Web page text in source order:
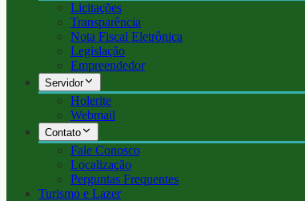
Licitações
Transparência
Nota Fiscal Eletrônica
Legislação
Empreendedor
Servidor
Holerite
Webmail
Contato
Fale Conosco
Localização
Perguntas Frequentes
Turismo e Lazer